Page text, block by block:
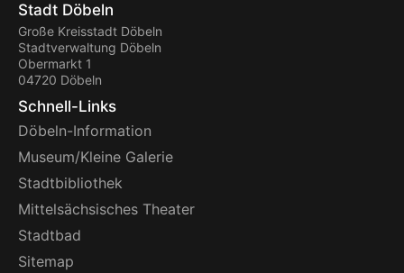
Stadt Döbeln
Große Kreisstadt Döbeln
Stadtverwaltung Döbeln
Obermarkt 1
04720 Döbeln
Schnell-Links
Döbeln-Information
Museum/Kleine Galerie
Stadtbibliothek
Mittelsächsisches Theater
Stadtbad
Sitemap